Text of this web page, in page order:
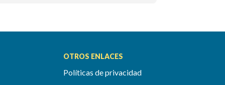
OTROS ENLACES
Políticas de privacidad